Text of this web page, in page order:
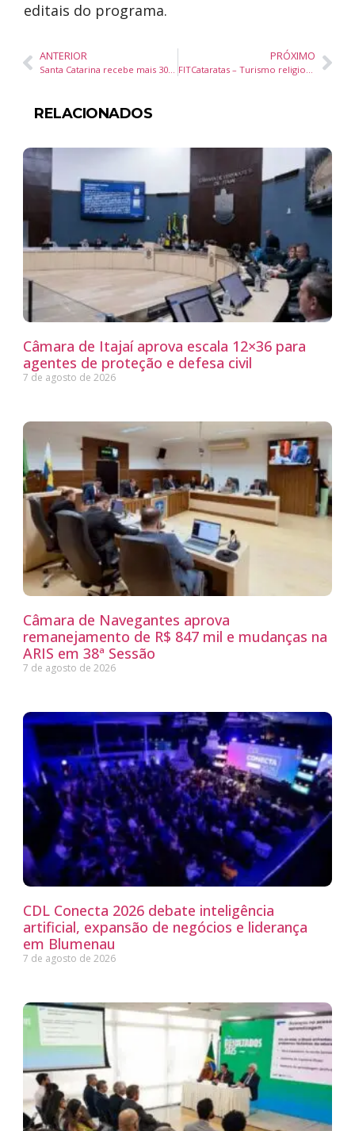
editais do programa.
ANTERIOR
Santa Catarina recebe mais 304 mil doses da vacina contra a gripe e reforça imunização antes do inverno
PRÓXIMO
FITCataratas – Turismo religioso ganha destaque na programação em 2026
RELACIONADOS
Câmara de Itajaí aprova escala 12×36 para
agentes de proteção e defesa civil
7 de agosto de 2026
Câmara de Navegantes aprova
remanejamento de R$ 847 mil e mudanças na
ARIS em 38ª Sessão
7 de agosto de 2026
CDL Conecta 2026 debate inteligência
artificial, expansão de negócios e liderança
em Blumenau
7 de agosto de 2026